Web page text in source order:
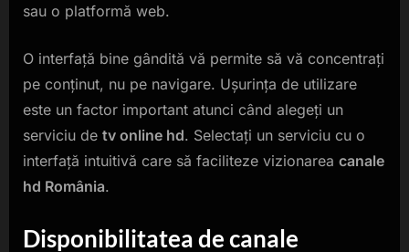
sau o platformă web.
O interfață bine gândită vă permite să vă concentrați
pe conținut, nu pe navigare. Ușurința de utilizare
este un factor important atunci când alegeți un
serviciu de tv online hd. Selectați un serviciu cu o
interfață intuitivă care să faciliteze vizionarea canale
hd România.
Disponibilitatea de canale